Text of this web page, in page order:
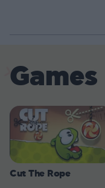
Games
Cut The Rope